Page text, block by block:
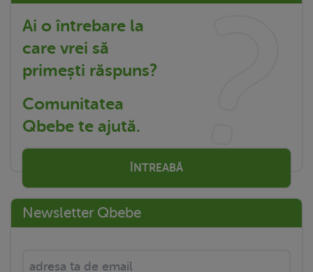
Ai o întrebare la
care vrei să
primești răspuns?
Comunitatea
Qbebe te ajută.
ÎNTREABĂ
Newsletter Qbebe